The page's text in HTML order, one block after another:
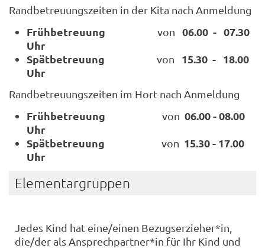
Randbetreuungszeiten in der Kita nach Anmeldung
Frühbetreuung von 06.00 - 07.30
Uhr
Spätbetreuung von 15.30 - 18.00
Uhr
Randbetreuungszeiten im Hort nach Anmeldung
Frühbetreuung von 06.00 - 08.00
Uhr
Spätbetreuung von 15.30 - 17.00
Uhr
Elementargruppen
Jedes Kind hat eine/einen Bezugserzieher*in,
die/der als Ansprechpartner*in für Ihr Kind und